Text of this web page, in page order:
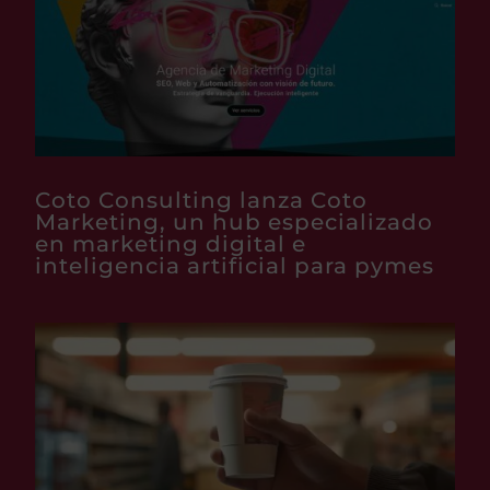
Coto Consulting lanza Coto
Marketing, un hub especializado
en marketing digital e
inteligencia artificial para pymes